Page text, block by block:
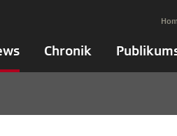
Chronik